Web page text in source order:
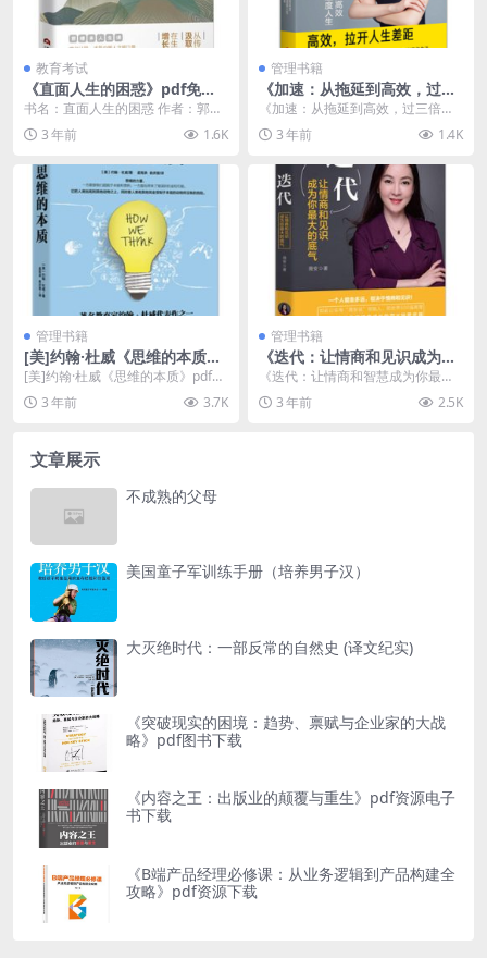
教育考试
《直面人生的困惑》pdf免费
资源下载
书名：直面人生的困惑 作者：郭继
承 出版社：当代世界出版社 出版
年：2018-1...
3 年前 1.6K
管理书籍
《加速：从拖延到高效，过三
倍速度人生》pdf电子书下载
《加速：从拖延到高效，过三倍速
度人生》pdf电子书下载介绍 书
名：加快 作者：张...
3 年前 1.4K
管理书籍
[美]约翰·杜威《思维的本质》
pdf免费下载
[美]约翰·杜威《思维的本质》pdf免
费下载介绍 书名：思想的实质 作
者：[美]...
3 年前 3.7K
管理书籍
《迭代：让情商和见识成为你
最大的底气》pdf下载
《迭代：让情商和智慧成为你最大
的底气》pdf下载介绍 书名：迭代
作者：薇安 出...
3 年前 2.5K
文章展示
不成熟的父母
美国童子军训练手册（培养男子汉）
大灭绝时代：一部反常的自然史 (译文纪实)
《突破现实的困境：趋势、禀赋与企业家的大战
略》pdf图书下载
《内容之王：出版业的颠覆与重生》pdf资源电子
书下载
《B端产品经理必修课：从业务逻辑到产品构建全
攻略》pdf资源下载